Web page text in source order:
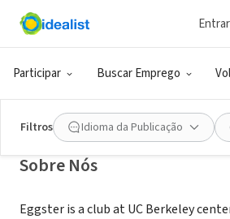
Participar Buscar Emprego
Entrar
Filtros Idioma da Publicação
ONG (SETOR SOCIAL)
Eggster at UC Berkeley
Sobre Nós
Eggster is a club at UC Berkeley